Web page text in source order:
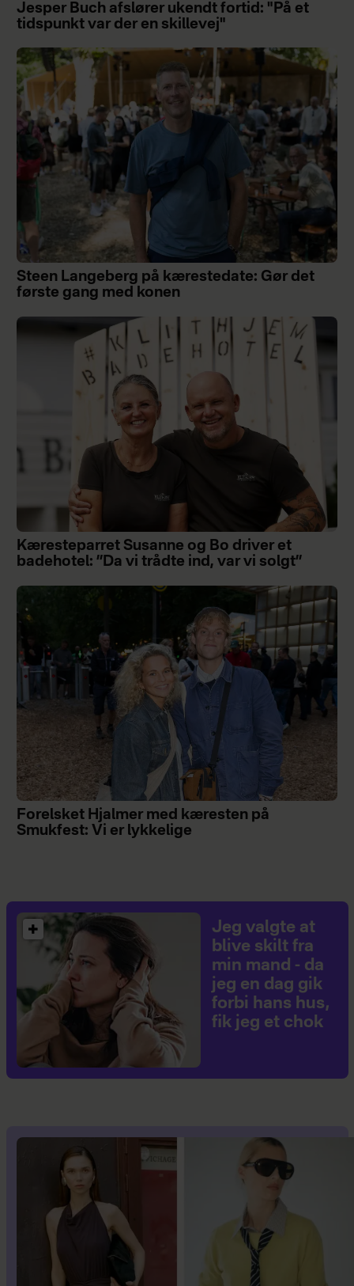
Jesper Buch afslører ukendt fortid: "På et
tidspunkt var der en skillevej"
Steen Langeberg på kærestedate: Gør det
første gang med konen
Kæresteparret Susanne og Bo driver et
badehotel: ”Da vi trådte ind, var vi solgt”
Forelsket Hjalmer med kæresten på
Smukfest: Vi er lykkelige
Jeg valgte at
blive skilt fra
min mand - da
jeg en dag gik
forbi hans hus,
fik jeg et chok